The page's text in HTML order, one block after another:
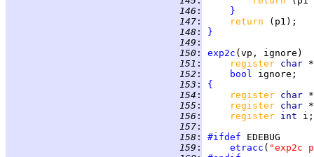
146 :
}
147 : return
148 :
}
149 :
150 : exp2c
151 : register char
152 : bool
153 :
{
154 : register char
155 : register char
156 : register int
157 :
158 : #ifdef
159 : etracc ( "exp2c